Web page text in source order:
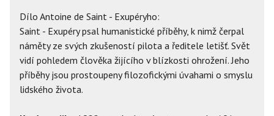
Dílo Antoine de Saint - Exupéryho:
Saint - Exupéry psal humanistické příběhy, k nimž čerpal
náměty ze svých zkušeností pilota a ředitele letišť. Svět
vidí pohledem člověka žijícího v blízkosti ohrožení. Jeho
příběhy jsou prostoupeny filozofickými úvahami o smyslu
lidského života.